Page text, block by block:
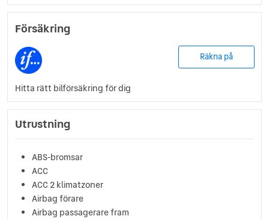
Försäkring
Räkna på
Hitta rätt bilförsäkring för dig
Utrustning
ABS-bromsar
ACC
ACC 2 klimatzoner
Airbag förare
Airbag passagerare fram